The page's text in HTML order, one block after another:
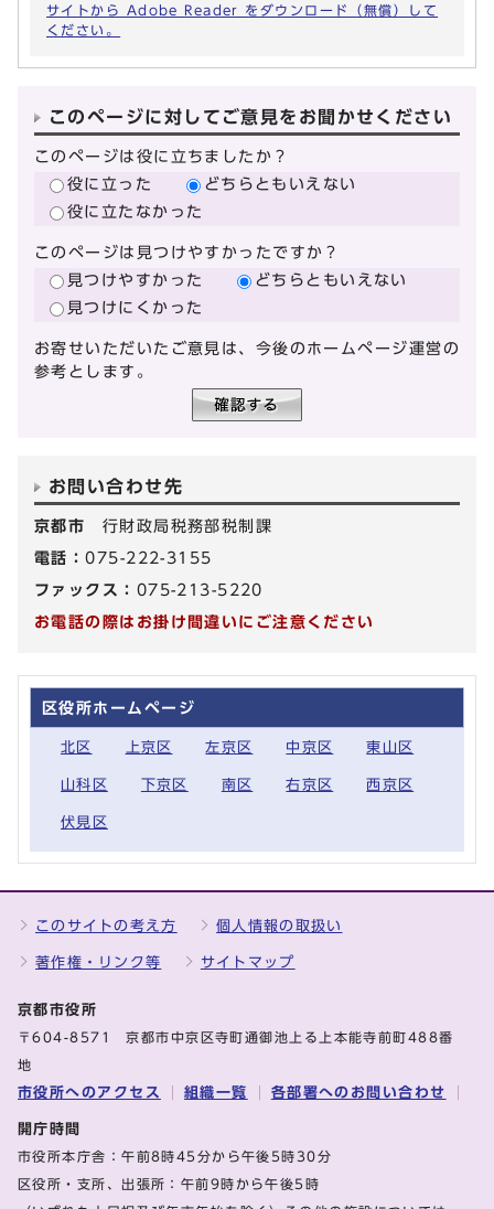
サイトから Adobe Reader をダウンロード（無償）して
ください。
このページに対してご意見をお聞かせください
このページは役に立ちましたか？
役に立った
どちらともいえない
役に立たなかった
このページは見つけやすかったですか？
見つけやすかった
どちらともいえない
見つけにくかった
お寄せいただいたご意見は、今後のホームページ運営の
参考とします。
お問い合わせ先
京都市 行財政局税務部税制課
電話：075-222-3155
ファックス： 075-213-5220
お電話の際はお掛け間違いにご注意ください
区役所ホームページ
北区 上京区 左京区 中京区 東山区
山科区 下京区 南区 右京区 西京区
伏見区
このサイトの考え方 個人情報の取扱い
著作権・リンク等 サイトマップ
京都市役所
〒604-8571 京都市中京区寺町通御池上る上本能寺前町488番
地
市役所へのアクセス 組織一覧 各部署へのお問い合わせ
開庁時間
市役所本庁舎：午前8時45分から午後5時30分
区役所・支所、出張所：午前9時から午後5時